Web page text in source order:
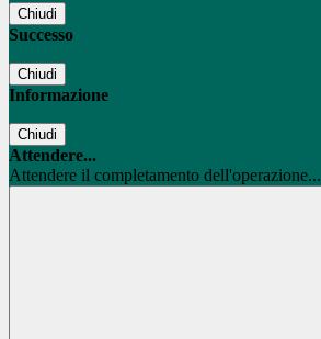
Chiudi
Successo
Chiudi
Informazione
Chiudi
Attendere...
Attendere il completamento dell'operazione...